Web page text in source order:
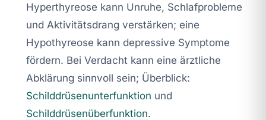
Hyperthyreose kann Unruhe, Schlafprobleme
und Aktivitätsdrang verstärken; eine
Hypothyreose kann depressive Symptome
fördern. Bei Verdacht kann eine ärztliche
Abklärung sinnvoll sein; Überblick:
Schilddrüsenunterfunktion und
Schilddrüsenüberfunktion.